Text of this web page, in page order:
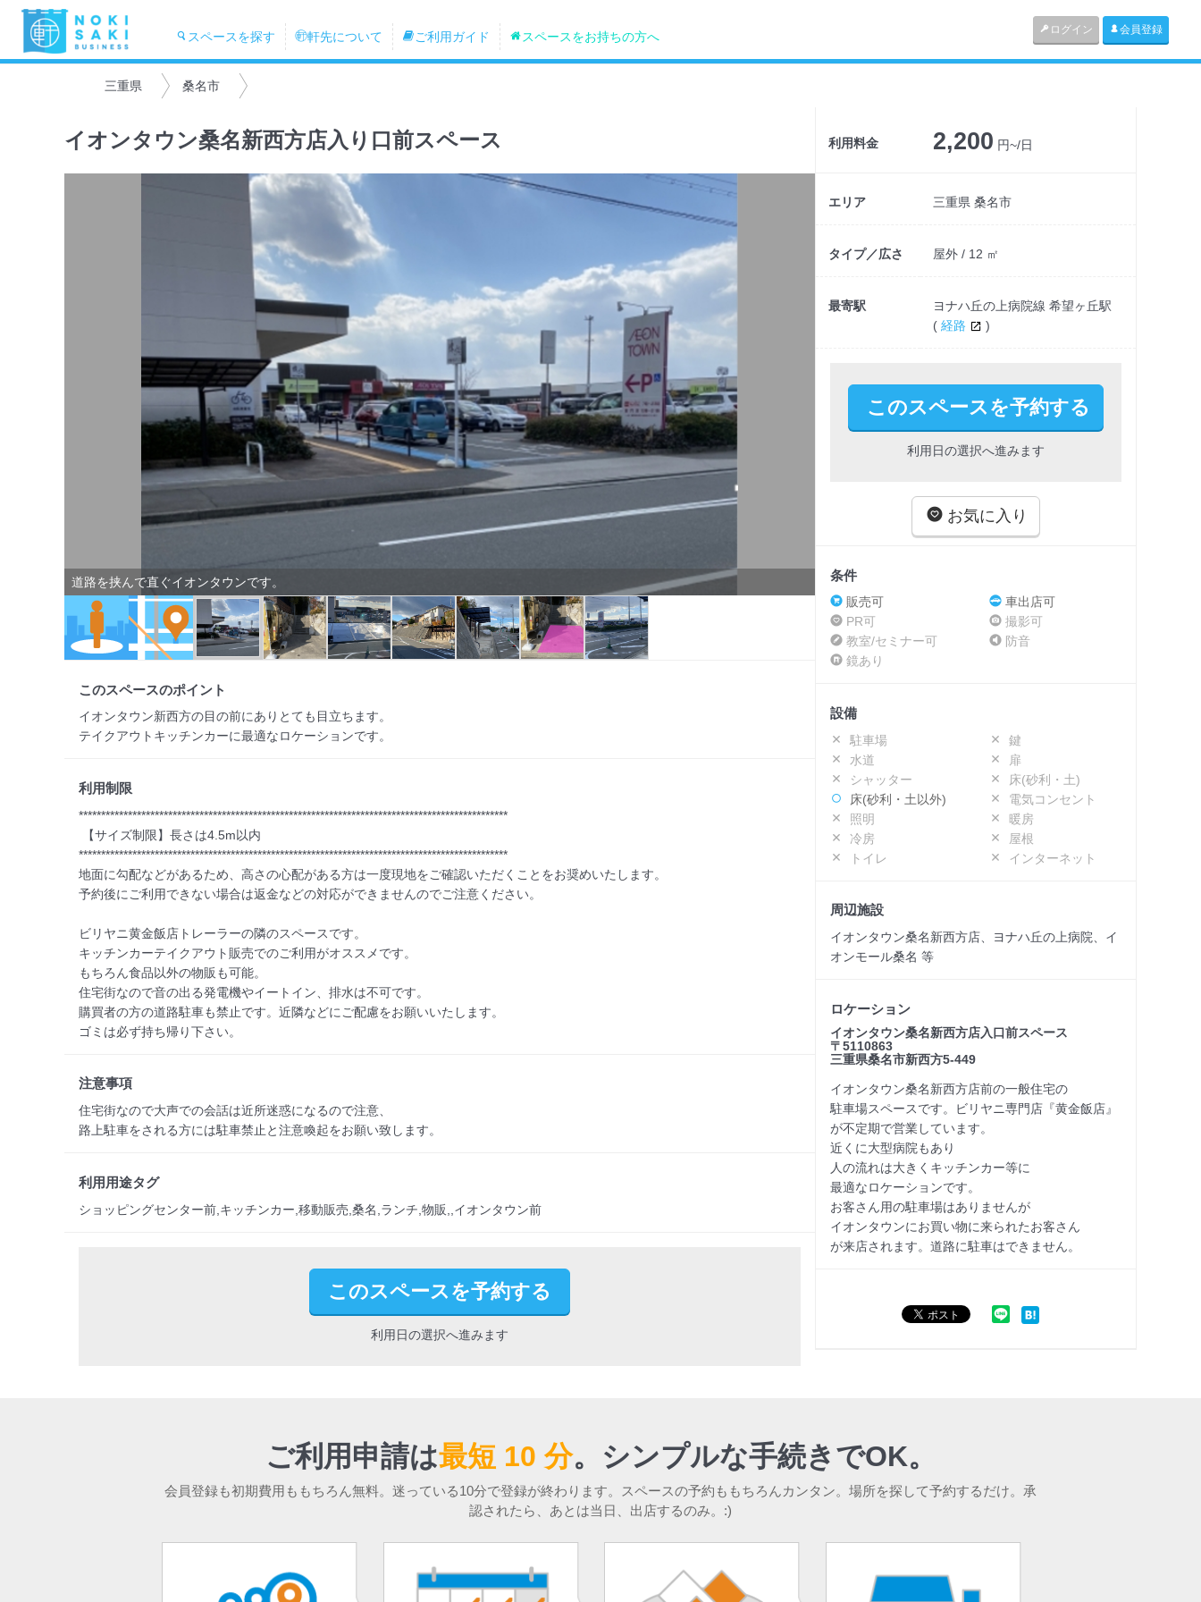
スペースを探す 軒先について ご利用ガイド スペースをお持ちの方へ ログイン 会員登録
三重県 桑名市
イオンタウン桑名新西方店入り口前スペース
道路を挟んで直ぐイオンタウンです。
利用料金 2,200 円~/日
エリア 三重県 桑名市
タイプ／広さ 屋外 / 12 ㎡
最寄駅
ヨナハ丘の上病院線 希望ヶ丘駅
( 経路 )
このスペースを予約する
利用日の選択へ進みます
お気に入り
条件
販売可
車出店可
PR可
撮影可
教室/セミナー可
防音
鏡あり
設備
駐車場
鍵
水道
扉
シャッター
床(砂利・土)
床(砂利・土以外)
電気コンセント
照明
暖房
冷房
屋根
トイレ
インターネット
周辺施設
イオンタウン桑名新西方店、ヨナハ丘の上病院、イ
オンモール桑名 等
ロケーション
イオンタウン桑名新西方店入口前スペース
〒5110863
三重県桑名市新西方5-449
イオンタウン桑名新西方店前の一般住宅の
駐車場スペースです。ビリヤニ専門店『黄金飯店』
が不定期で営業しています。
近くに大型病院もあり
人の流れは大きくキッチンカー等に
最適なロケーションです。
お客さん用の駐車場はありませんが
イオンタウンにお買い物に来られたお客さん
が来店されます。道路に駐車はできません。
このスペースのポイント
イオンタウン新西方の目の前にありとても目立ちます。
テイクアウトキッチンカーに最適なロケーションです。
利用制限
************************************************************************************************
************************************************************************************************
地面に勾配などがあるため、高さの心配がある方は一度現地をご確認いただくことをお奨めいたします。
予約後にご利用できない場合は返金などの対応ができませんのでご注意ください。
ビリヤニ黄金飯店トレーラーの隣のスペースです。
キッチンカーテイクアウト販売でのご利用がオススメです。
もちろん食品以外の物販も可能。
住宅街なので音の出る発電機やイートイン、排水は不可です。
購買者の方の道路駐車も禁止です。近隣などにご配慮をお願いいたします。
ゴミは必ず持ち帰り下さい。
注意事項
住宅街なので大声での会話は近所迷惑になるので注意、
路上駐車をされる方には駐車禁止と注意喚起をお願い致します。
利用用途タグ
ショッピングセンター前,キッチンカー,移動販売,桑名,ランチ,物販,,イオンタウン前
このスペースを予約する
利用日の選択へ進みます
ご利用申請は最短 10 分。 シンプルな手続きでOK。
会員登録も初期費用ももちろん無料。迷っている10分で登録が終わります。スペースの予約ももちろんカンタン。場所を探して予約するだけ。承
認されたら、あとは当日、出店するのみ。:)